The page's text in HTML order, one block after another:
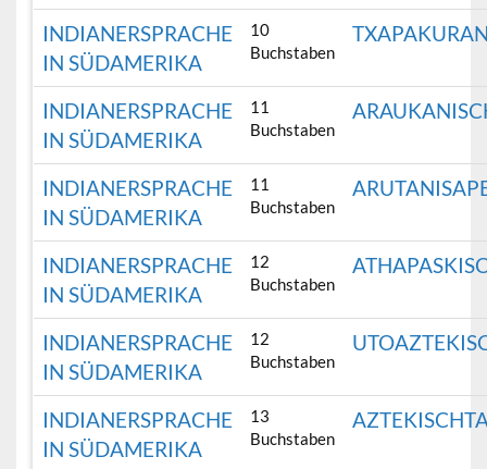
INDIANERSPRACHE
IN SÜDAMERIKA
10
Buchstaben
INDIANERSPRACHE
IN SÜDAMERIKA
11
Buchstaben
INDIANERSPRACHE
IN SÜDAMERIKA
11
Buchstaben
INDIANERSPRACHE
IN SÜDAMERIKA
12
Buchstaben
INDIANERSPRACHE
IN SÜDAMERIKA
12
Buchstaben
INDIANERSPRACHE
IN SÜDAMERIKA
13
Buchstaben